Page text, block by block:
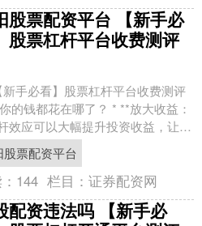
股票配资平台 【新手必
股票杠杆平台收费测评
新手必看】股票杠杆平台收费测评
的钱都花在哪了？ * **放大收益：
效应可以大幅提升投资收益，让投
有限资金的情况下也能获得可观
。....
股票配资平台
144 栏目：证券配资网
配资违法吗 【新手必